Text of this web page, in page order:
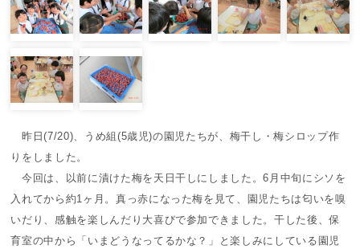
昨日(7/20)、うめ組(5歳児)の園児たちが、梅干し・梅シロップ作
りをしました。
今回は、以前に漬けた梅を天日干しにしました。6月中旬にシソを
入れてから約1ヶ月。真っ赤になった梅を見て、園児たちは匂いを嗅
いだり、感触を楽しんだり大喜びで参加できました。干した後、保
育室の中から「いまどうなってるかな？」と楽しみにしている園児